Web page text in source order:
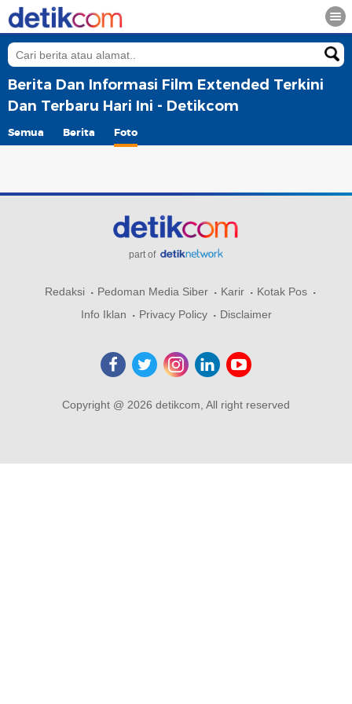
Berita Dan Informasi Film Extended Terkini
Dan Terbaru Hari Ini - Detikcom
Semua Berita Foto
part of
Redaksi Pedoman Media Siber Karir
Kotak Pos
Info Iklan
Privacy Policy Disclaimer
Copyright @ 2026 detikcom, All right reserved